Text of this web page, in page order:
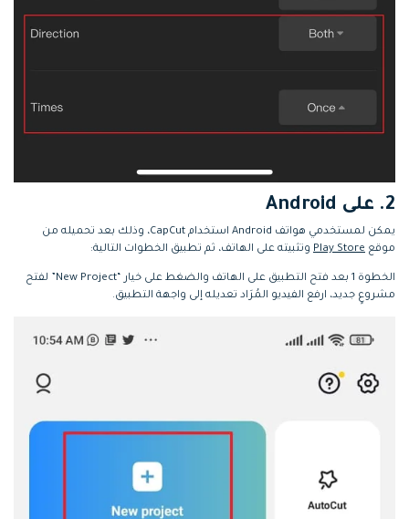
2. على Android
يمكن لمستخدمي هواتف Android استخدام CapCut، وذلك بعد تحميله من
موقع Play Store وتثبيته على الهاتف، ثم تطبيق الخطوات التالية:
الخطوة 1
بعد فتح التطبيق على الهاتف والضغط على خيار “New Project” لفتح
مشروعٍ جديد، ارفع الفيديو المُرَاد تعديله إلى واجهة التطبيق.